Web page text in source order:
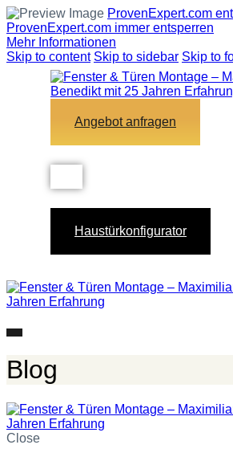
ProvenExpert.com
ProvenExpert.com immer entsperren
Mehr Informationen
Skip to content Skip to sidebar Skip to
Angebot anfragen
Haustürkonfigurator
Blog
Close